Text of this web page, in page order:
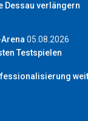
Dessau verlängern
05.08.2026
Testspielen